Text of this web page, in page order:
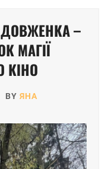
ДОВЖЕНКА –
МАГІЇ
КІНО
BY ЯНА